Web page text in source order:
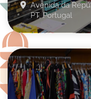
Avenida da
PT,Portugal